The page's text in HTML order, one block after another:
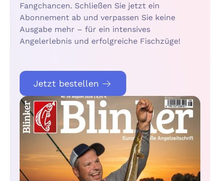
Fangchancen. Schließen Sie jetzt ein
Abonnement ab und verpassen Sie keine
Ausgabe mehr – für ein intensives
Angelerlebnis und erfolgreiche Fischzüge!
Jetzt bestellen